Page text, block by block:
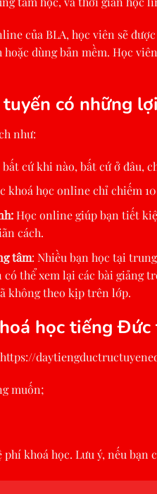
của BLA, học viên sẽ
dùng bản mềm. Học
có những
như:
cứ khi nào, bất cứ ở đâu,
khoá học online chỉ chiếm
Học online giúp bạn tiết
cách.
tâm: Nhiều bạn học tại
thể xem lại các bài giảng
không theo kịp trên lớp.
học tiếng
https://
muốn;
khoá học. Lưu ý, nếu